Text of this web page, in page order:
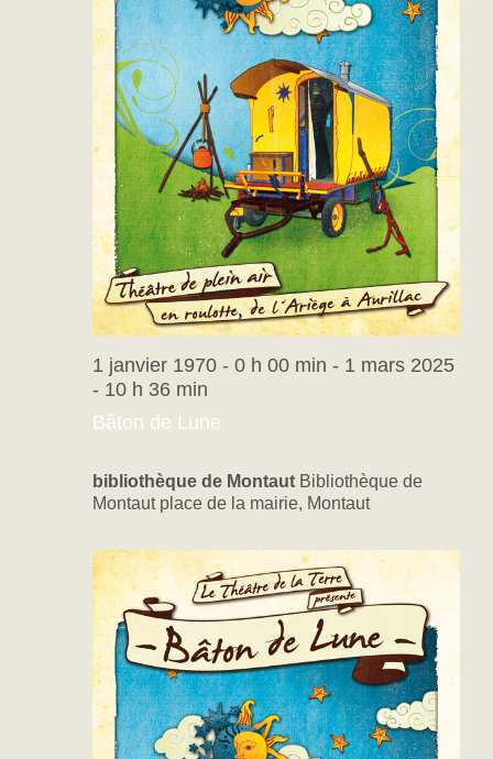
Bâton de Lune
1 janvier 1970 - 0 h 00 min - 1 mars 2025
- 10 h 36 min
bibliothèque de Montaut Bibliothèque de
Montaut place de la mairie, Montaut